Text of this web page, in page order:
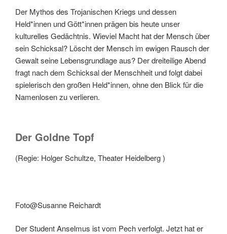
Der Mythos des Trojanischen Kriegs und dessen
Held*innen und Gött*innen prägen bis heute unser
kulturelles Gedächtnis. Wieviel Macht hat der Mensch über
sein Schicksal? Löscht der Mensch im ewigen Rausch der
Gewalt seine Lebensgrundlage aus? Der dreiteilige Abend
fragt nach dem Schicksal der Menschheit und folgt dabei
spielerisch den großen Held*innen, ohne den Blick für die
Namenlosen zu verlieren.
Der Goldne Topf
(Regie: Holger Schultze, Theater Heidelberg )
Foto@Susanne Reichardt
Der Student Anselmus ist vom Pech verfolgt. Jetzt hat er